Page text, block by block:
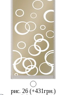
рис. 26 (+431грн.)